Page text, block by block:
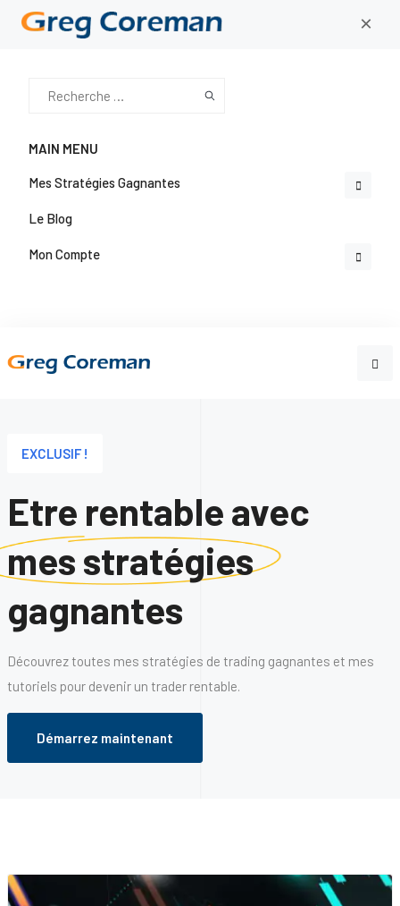
×
MAIN MENU
Mes Stratégies Gagnantes
Le Blog
Mon Compte
EXCLUSIF !
Etre rentable avec
mes stratégies
gagnantes
Découvrez toutes mes stratégies de trading gagnantes et mes
tutoriels pour devenir un trader rentable.
Démarrez maintenant